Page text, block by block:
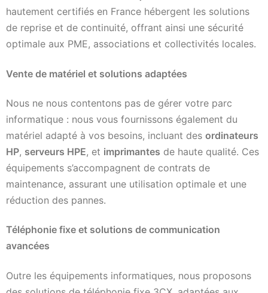
hautement certifiés en France hébergent les solutions
de reprise et de continuité, offrant ainsi une sécurité
optimale aux PME, associations et collectivités locales.
Vente de matériel et solutions adaptées
Nous ne nous contentons pas de gérer votre parc
informatique : nous vous fournissons également du
matériel adapté à vos besoins, incluant des ordinateurs
HP, serveurs HPE, et imprimantes de haute qualité. Ces
équipements s’accompagnent de contrats de
maintenance, assurant une utilisation optimale et une
réduction des pannes.
Téléphonie fixe et solutions de communication
avancées
Outre les équipements informatiques, nous proposons